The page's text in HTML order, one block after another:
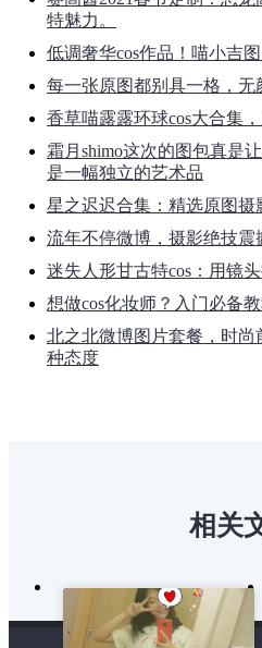
特魅力。
低调奢华cos作品！喵小吉
每一张原图都别具一格，无
香草喵露露环球cos大合集
霜月shimo这次的图包真是
是一幅独立的艺术品
星之迟迟合集：精选原图摄
流年不停微博，摄影绝技震
迷失人形甘古特cos：用镜
想做cos化妆师？入门必备
北之北微博图片套餐，时
种态度
相关